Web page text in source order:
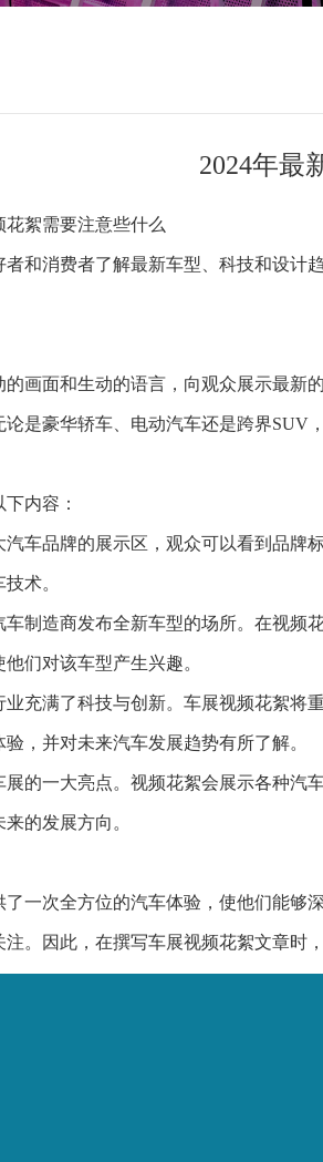
2024年最
花絮需要注意些什么
和消费者了解最新车型、科技和设计
画面和生动的语言，向观众展示最新
是豪华轿车、电动汽车还是跨界SUV
内容：
车品牌的展示区，观众可以看到品牌
术。
制造商发布全新车型的场所。在视频
们对该车型产生兴趣。
充满了科技与创新。车展视频花絮将
，并对未来汽车发展趋势有所了解。
的一大亮点。视频花絮会展示各种汽
的发展方向。
一次全方位的汽车体验，使他们能够
。因此，在撰写车展视频花絮文章时